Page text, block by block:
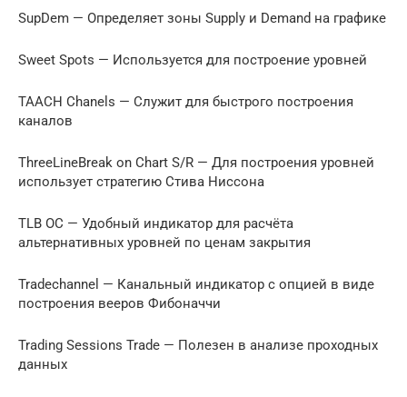
SupDem — Определяет зоны Supply и Demand на графике
Sweet Spots — Используется для построение уровней
TAACH Chanels — Служит для быстрого построения
каналов
ThreeLineBreak on Chart S/R — Для построения уровней
использует стратегию Стива Ниссона
TLB OC — Удобный индикатор для расчёта
альтернативных уровней по ценам закрытия
Tradechannel — Канальный индикатор с опцией в виде
построения вееров Фибоначчи
Trading Sessions Trade — Полезен в анализе проходных
данных